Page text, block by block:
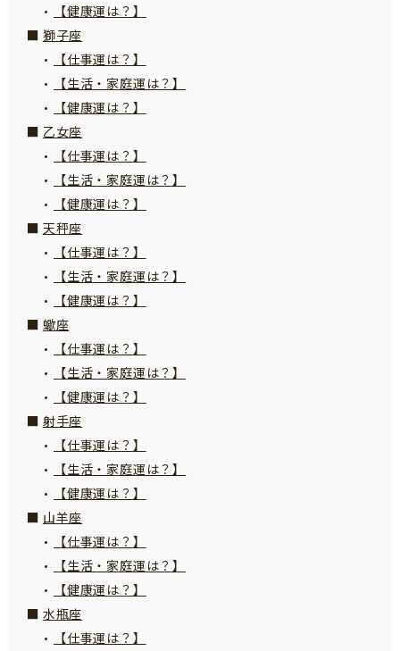
【健康運は？】
獅子座
【仕事運は？】
【生活・家庭運は？】
【健康運は？】
乙女座
【仕事運は？】
【生活・家庭運は？】
【健康運は？】
天秤座
【仕事運は？】
【生活・家庭運は？】
【健康運は？】
蠍座
【仕事運は？】
【生活・家庭運は？】
【健康運は？】
射手座
【仕事運は？】
【生活・家庭運は？】
【健康運は？】
山羊座
【仕事運は？】
【生活・家庭運は？】
【健康運は？】
水瓶座
【仕事運は？】